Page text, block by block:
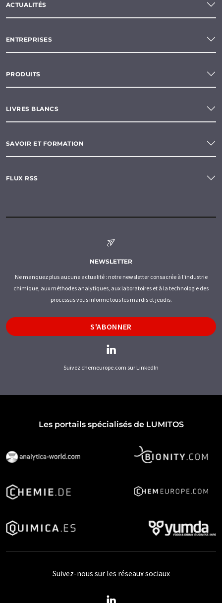
ACTUALITÉS
ENTREPRISES
PRODUITS
LIVRES BLANCS
SAVOIR ET FORMATION
FLUX RSS
NEWSLETTER
Ne manquez plus aucune actualité : notre newsletter consacrée à l'industrie
chimique, aux méthodes analytiques, aux laboratoires et à la technologie des
processus vous informe tous les mardis et jeudis.
S'ABONNER
Suivez chemeurope.com sur LinkedIn
Les portails spécialisés de LUMITOS
Suivez-nous sur les réseaux sociaux